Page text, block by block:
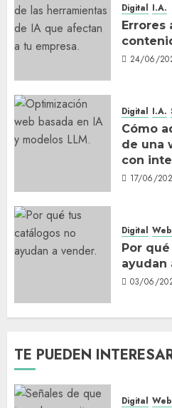
Digital I.A.
Errores
24/06/
Digital I.A.
Cómo
de una
con
17/06/
Digital Web
Por
ayudan
03/06/
TE PUEDEN
Digital Web